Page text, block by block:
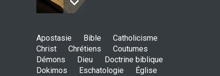
der heiligkeit ? - das auge
der wache-Dokimos n°2
ENSEIGNEMENTS
3. April 2014 00:00
Apostasie Bible
Catholicisme
Christ
Chrétiens
Coutumes
Démons
Dieu
Doctrine biblique
Dokimos
Eschatologie
Église